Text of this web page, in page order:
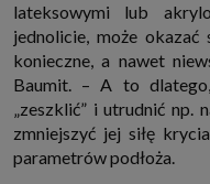
Twoje uprawnienia
Przysługują Ci
przetwarzania przez nas,
Partnerów:
1. Jeśli udzieliłeś zgody
chwili wycofać (cofnięcie
przetwarzania już
2. Masz również prawo
lateksowymi lub
jednolicie, może
konieczne, a nawet
Baumit. – A to
„zeszklić” i utrudnić np.
zmniejszyć jej siłę
parametrów podłoża.